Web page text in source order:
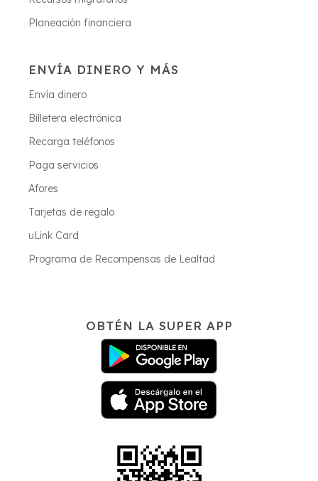
Planeación financiera
ENVÍA DINERO Y MÁS
Envía dinero
Billetera electrónica
Recarga teléfonos
Paga servicios
Afores
Tarjetas de regalo
uLink Card
Programa de Recompensas de Lealtad
OBTÉN LA SUPER APP